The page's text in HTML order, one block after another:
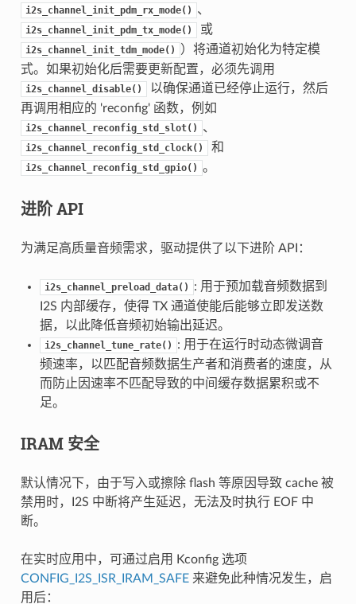
i2s_channel_init_pdm_rx_mode() 、
i2s_channel_init_pdm_tx_mode() 或
i2s_channel_init_tdm_mode()
）将通道初始化为特定模
式。如果初始化后需要更新配置，必须先调用
i2s_channel_disable()
以确保通道已经停止运行，然后
再调用相应的 'reconfig' 函数，例如
i2s_channel_reconfig_std_slot() 、
i2s_channel_reconfig_std_clock() 和
i2s_channel_reconfig_std_gpio() 。
进阶 API
为满足高质量音频需求，驱动提供了以下进阶 API：
i2s_channel_preload_data()
: 用于预加载音频数据到
I2S 内部缓存，使得 TX 通道使能后能够立即发送数
据，以此降低音频初始输出延迟。
i2s_channel_tune_rate()
: 用于在运行时动态微调音
频速率，以匹配音频数据生产者和消费者的速度，从
而防止因速率不匹配导致的中间缓存数据累积或不
足。
IRAM 安全
默认情况下，由于写入或擦除 flash 等原因导致 cache 被
禁用时，I2S 中断将产生延迟，无法及时执行 EOF 中
断。
在实时应用中，可通过启用 Kconfig 选项
CONFIG_I2S_ISR_IRAM_SAFE来避免此种情况发生，启
用后：